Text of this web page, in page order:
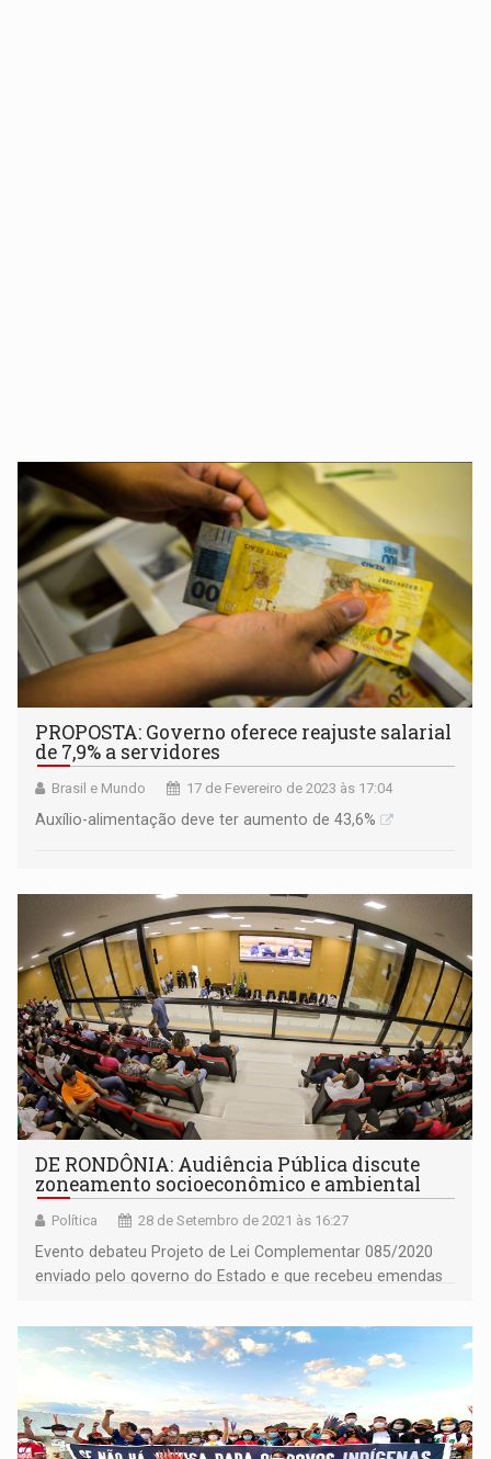
PROPOSTA: Governo oferece reajuste salarial
de 7,9% a servidores
Brasil e Mundo 17 de Fevereiro de 2023 às 17:04
Auxílio-alimentação deve ter aumento de 43,6%
DE RONDÔNIA: Audiência Pública discute
zoneamento socioeconômico e ambiental
Política 28 de Setembro de 2021 às 16:27
Evento debateu Projeto de Lei Complementar 085/2020
enviado pelo governo do Estado e que recebeu emendas
terça-feira, 28.